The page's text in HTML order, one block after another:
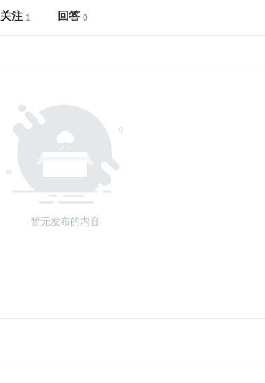
关注 回答
暂无发布的内容